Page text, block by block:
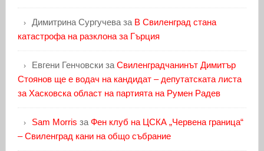
Димитрина Сургучеваза В Свиленград стана
катастрофа на разклона за Гърция
Евгени Генчовскиза Свиленградчанинът Димитър
Стоянов ще е водач на кандидат – депутатската листа
за Хасковска област на партията на Румен Радев
Sam Morris за Фен клуб на ЦСКА „Червена граница“
– Свиленград кани на общо събрание